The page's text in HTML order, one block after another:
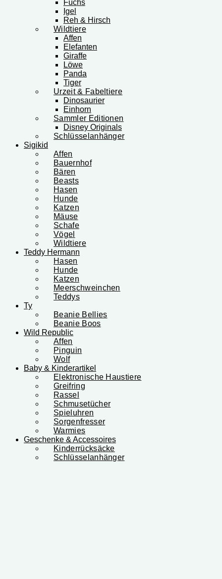
Fuchs
Igel
Reh & Hirsch
Wildtiere
Affen
Elefanten
Giraffe
Löwe
Panda
Tiger
Urzeit & Fabeltiere
Dinosaurier
Einhorn
Sammler Editionen
Disney Originals
Schlüsselanhänger
Sigikid
Affen
Bauernhof
Bären
Beasts
Hasen
Hunde
Katzen
Mäuse
Schafe
Vögel
Wildtiere
Teddy Hermann
Hasen
Hunde
Katzen
Meerschweinchen
Teddys
Ty
Beanie Bellies
Beanie Boos
Wild Republic
Affen
Pinguin
Wolf
Baby & Kinderartikel
Elektronische Haustiere
Greifring
Rassel
Schmusetücher
Spieluhren
Sorgenfresser
Warmies
Geschenke & Accessoires
Kinderrücksäcke
Schlüsselanhänger